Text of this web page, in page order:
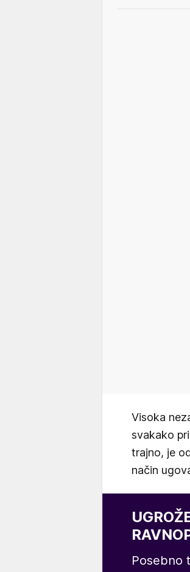
Visoka
svakako
trajno, je
način
Posebno